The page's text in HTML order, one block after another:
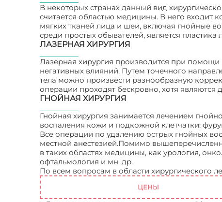
В некоторых странах данный вид
считается областью медицины. В него входит
мягких тканей лица и шеи, включая гнойные
среди простых обывателей, является пластика
ЛАЗЕРНАЯ ХИРУРГИЯ
Лазерная хирургия производится при
негативных влияний. Путем точечного
тела можно произвести разнообразную
операции проходят бескровно, хотя являются
ГНОЙНАЯ ХИРУРГИЯ
Гнойная хирургия занимается лечением
воспаления кожи и подкожной клетчатки:
Все операции по удалению острых гнойных
местной анестезией.Помимо
в таких областях медицины, как урология,
офтальмология и мн. др.
По всем вопросам в области хирургического
ЦЕНЫ